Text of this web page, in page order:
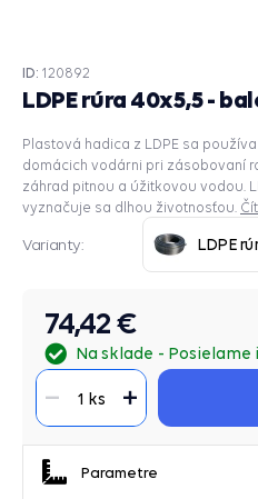
LDPE rúra 40x5,5 -
ID: 120892
Plastová hadica z LDPE sa
domácich vodárni pri zásobovaní
záhrad pitnou a úžitkovou vodou.
vyznačuje sa dlhou životnosťou.
Varianty: LDPE
Na sklade Posielame
74,42 €
1 ks
Parametre